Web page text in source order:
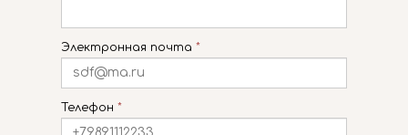
Электронная почта *
Телефон *